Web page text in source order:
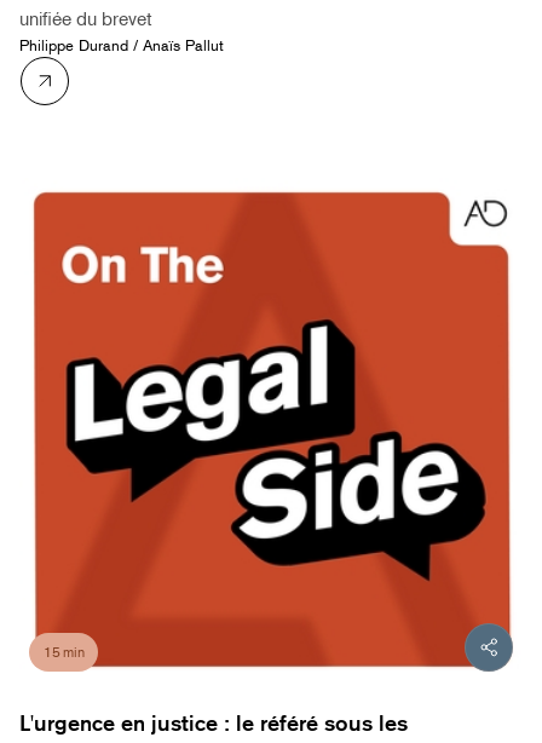
unifiée du brevet
Philippe Durand / Anaïs Pallut
15 min
L'urgence en justice : le référé sous les